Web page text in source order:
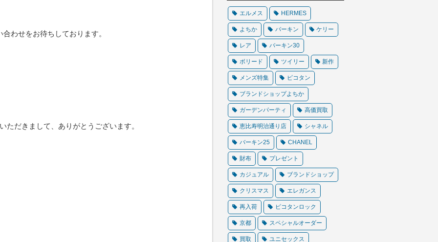
合わせをお待ちしております。
ただきまして、ありがとうございます。
エルメス HERMES
よちか バーキン ケリー
レア バーキン30
ボリード ツイリー 新作
メンズ特集 ピコタン
ブランドショップよちか
ガーデンパーティ 高価買取
恵比寿明治通り店 シャネル
バーキン25 CHANEL
財布 プレゼント
カジュアル ブランドショップ
クリスマス エレガンス
再入荷 ピコタンロック
京都 スペシャルオーダー
買取 ユニセックス